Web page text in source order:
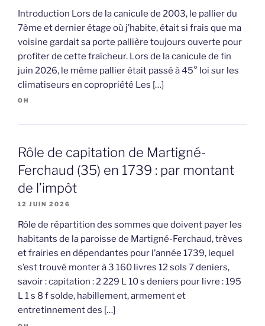
Introduction Lors de la canicule de 2003, le pallier du
7ème et dernier étage où j’habite, était si frais que ma
voisine gardait sa porte pallière toujours ouverte pour
profiter de cette fraîcheur. Lors de la canicule de fin
juin 2026, le même pallier était passé à 45° loi sur les
climatiseurs en copropriété Les […]
OH
Rôle de capitation de Martigné-
Ferchaud (35) en 1739 : par montant
de l’impôt
12 JUIN 2026
Rôle de répartition des sommes que doivent payer les
habitants de la paroisse de Martigné-Ferchaud, trèves
et frairies en dépendantes pour l’année 1739, lequel
s’est trouvé monter à 3 160 livres 12 sols 7 deniers,
savoir : capitation : 2 229 L 10 s deniers pour livre : 195
L 1 s 8 f solde, habillement, armement et
entretinnement des […]